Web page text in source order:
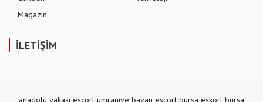
Magazin
İLETİŞİM
anadolu yakası escort ümraniye bayan escort bursa eskort bursa